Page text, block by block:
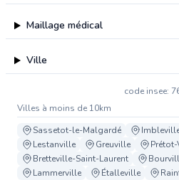
Maillage médical
Ville
code insee:
Villes à moins de 10km
Sassetot-le-Malgardé
Lestanville
Greuville
Bretteville-Saint-Laurent
Lammerville
Étalleville